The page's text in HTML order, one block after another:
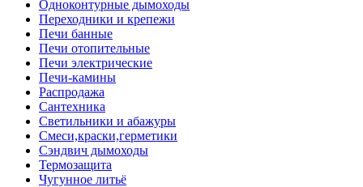
Одноконтурные дымоходы
Переходники и крепежи
Печи банные
Печи отопительные
Печи электрические
Печи-камины
Распродажа
Сантехника
Светильники и абажуры
Смеси,краски,герметики
Сэндвич дымоходы
Термозащита
Чугунное литьё